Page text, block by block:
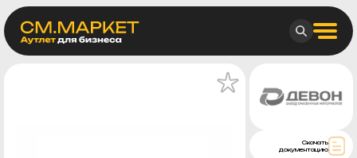
Скачать
документацию